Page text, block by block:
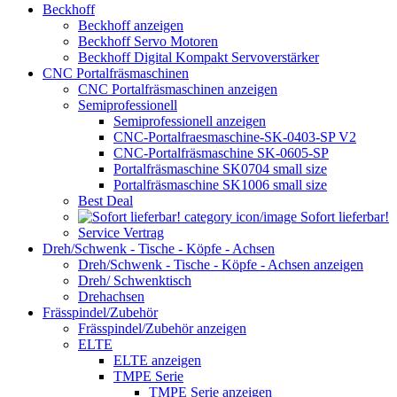
Beckhoff
Beckhoff anzeigen
Beckhoff Servo Motoren
Beckhoff Digital Kompakt Servoverstärker
CNC Portalfräsmaschinen
CNC Portalfräsmaschinen anzeigen
Semiprofessionell
Semiprofessionell anzeigen
CNC-Portalfraesmaschine-SK-0403-SP V2
CNC-Portalfräsmaschine SK-0605-SP
Portalfräsmaschine SK0704 small size
Portalfräsmaschine SK1006 small size
Best Deal
Sofort lieferbar!
Service Vertrag
Dreh/Schwenk - Tische - Köpfe - Achsen
Dreh/Schwenk - Tische - Köpfe - Achsen anzeigen
Dreh/ Schwenktisch
Drehachsen
Frässpindel/Zubehör
Frässpindel/Zubehör anzeigen
ELTE
ELTE anzeigen
TMPE Serie
TMPE Serie anzeigen